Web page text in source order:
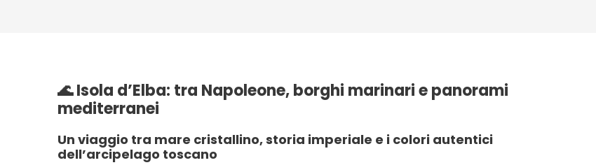
🌊 Isola d’Elba: tra Napoleone, borghi marinari e panorami
mediterranei
Un viaggio tra mare cristallino, storia imperiale e i colori autentici
dell’arcipelago toscano